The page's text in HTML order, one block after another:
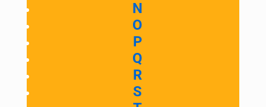
N
O
P
Q
R
S